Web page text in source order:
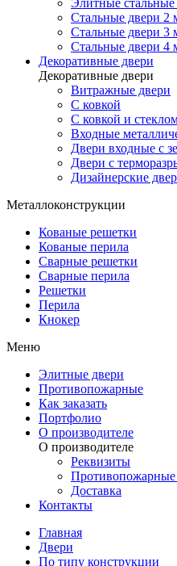
Элитные
Стальные двери 2
Стальные двери 3
Стальные двери 4
Декоративные двери
Декоративные двери
Витражные двери
С ковкой
С ковкой и
Входные
Двери входные с
Двери с
Дизайнерские
Металлоконструкции
Кованые решетки
Кованые перила
Сварные решетки
Сварные перила
Решетки
Перила
Кнокер
Меню
Элитные двери
Противопожарные
Как заказать
Портфолио
О производителе
О производителе
Реквизиты
Противопожарные
Доставка
Контакты
Главная
Двери
По типу конструкции